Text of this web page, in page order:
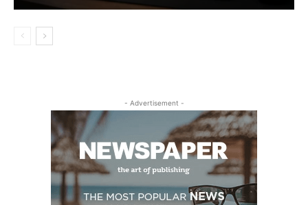
- Advertisement -